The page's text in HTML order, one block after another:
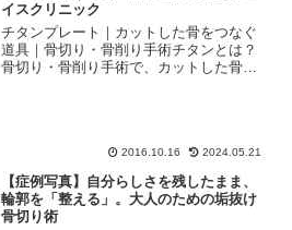
イスクリニック
チタンプレート｜カットした骨をつなぐ
道具｜骨切り・骨削り手術チタンとは？
骨切り・骨削り手術で、カットした骨を
2016.10.16 2024.05.21
【症例写真】自分らしさを残したまま、
輪郭を「整える」。大人のための垢抜け
骨切り術